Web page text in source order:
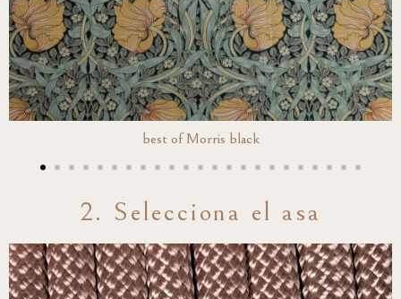
best of Morris black
2. Selecciona el asa